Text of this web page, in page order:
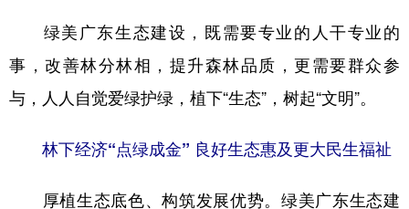
绿美广东生态建设，既需要专业的人干专业的
事，改善林分林相，提升森林品质，更需要群众参
与，人人自觉爱绿护绿，植下“生态”，树起“文明”。
林下经济“点绿成金” 良好生态惠及更大民生福祉
厚植生态底色、构筑发展优势。绿美广东生态建